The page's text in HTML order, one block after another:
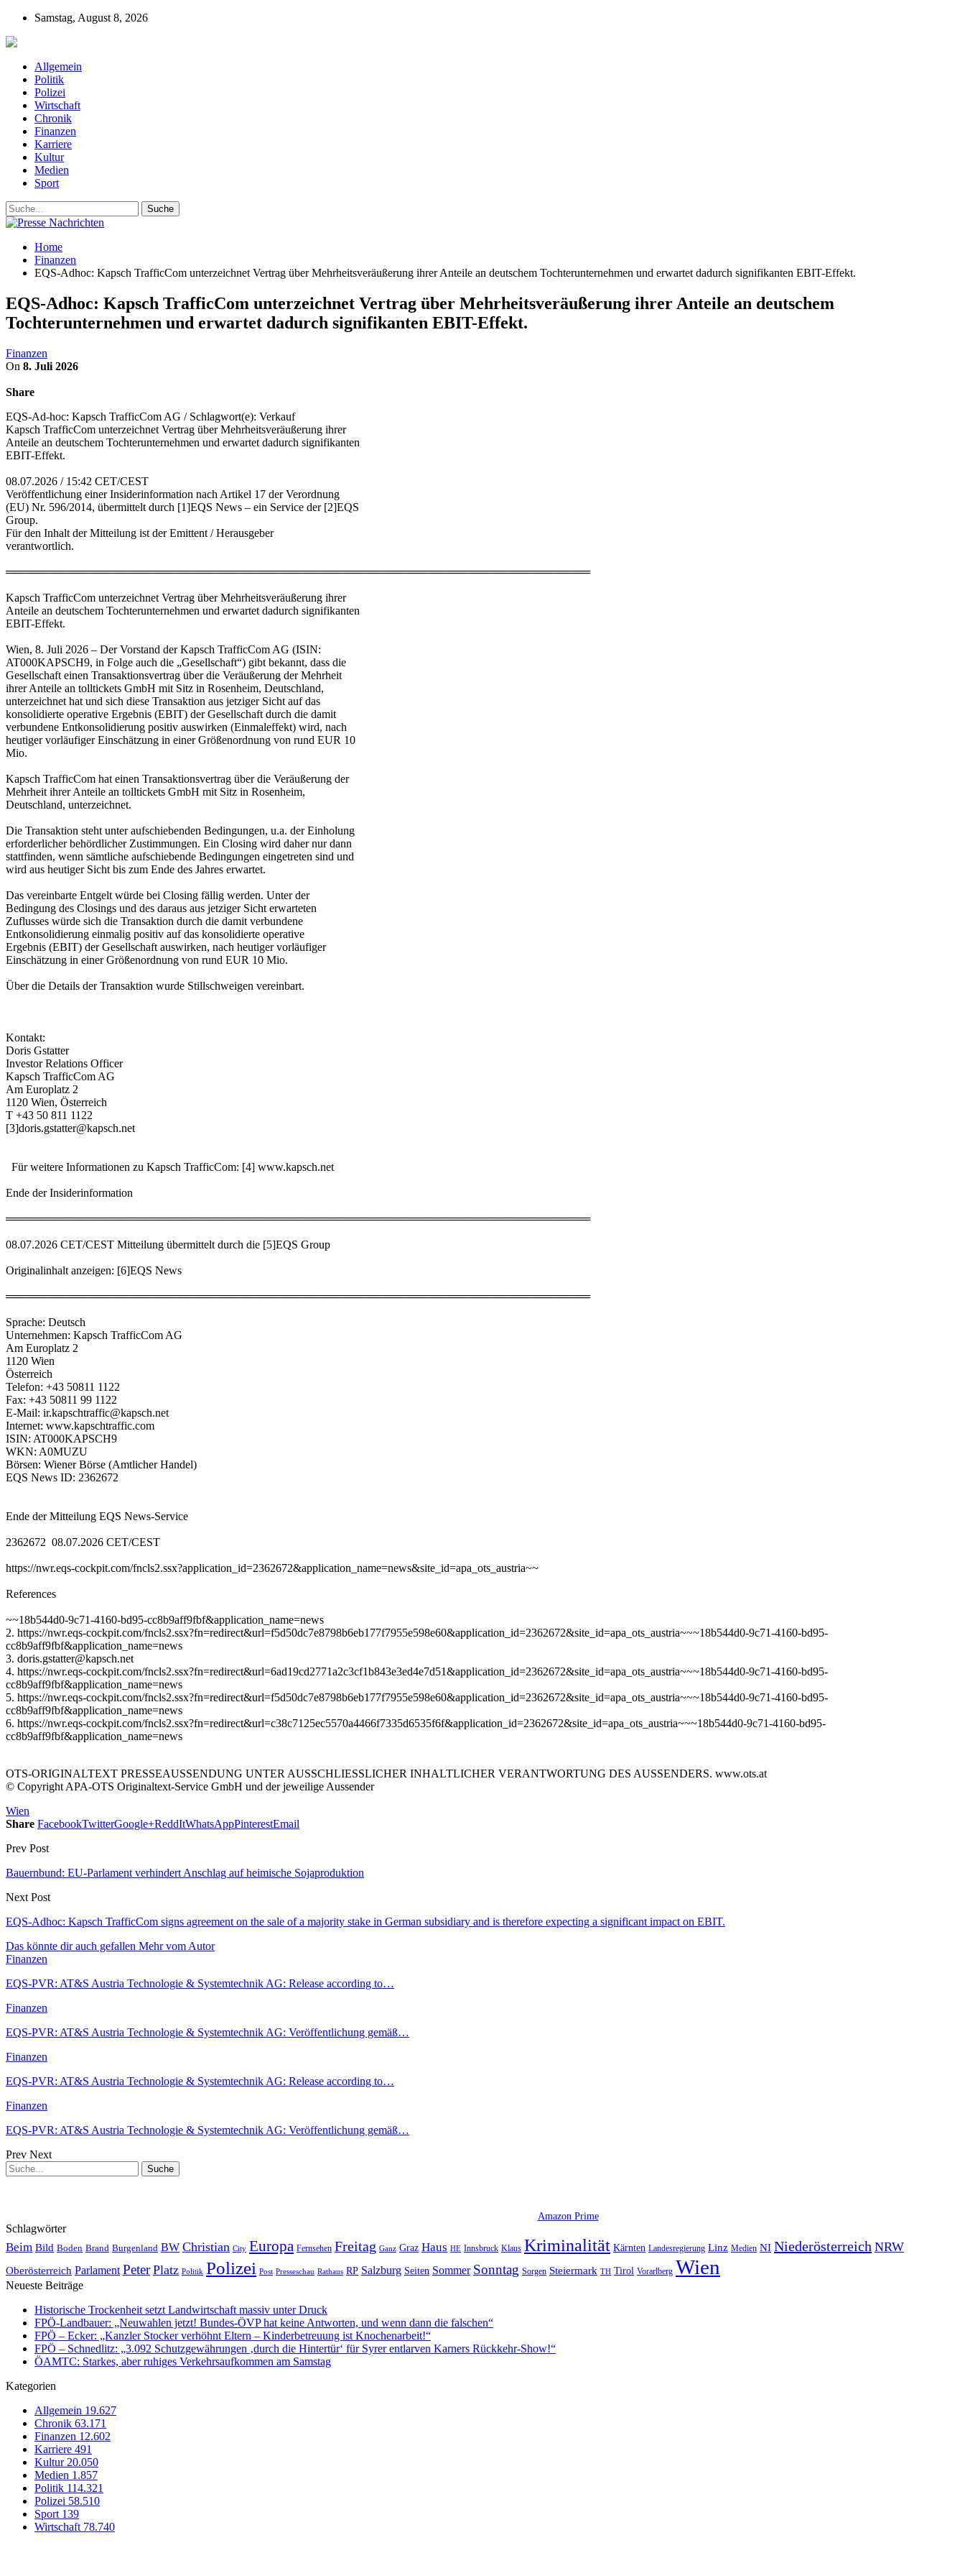
Samstag, August 8, 2026
Allgemein
Politik
Polizei
Wirtschaft
Chronik
Finanzen
Karriere
Kultur
Medien
Sport
Home
Finanzen
EQS-Adhoc: Kapsch TrafficCom unterzeichnet Vertrag über Mehrheitsveräußerung ihrer Anteile an deutschem Tochterunternehmen und erwartet dadurch signifikanten EBIT-Effekt.
EQS-Adhoc: Kapsch TrafficCom unterzeichnet Vertrag über Mehrheitsveräußerung ihrer Anteile an deutschem
Tochterunternehmen und erwartet dadurch signifikanten EBIT-Effekt.
Finanzen
On 8. Juli 2026
Share
EQS-Ad-hoc: Kapsch TrafficCom AG / Schlagwort(e): Verkauf
Kapsch TrafficCom unterzeichnet Vertrag über Mehrheitsveräußerung ihrer
Anteile an deutschem Tochterunternehmen und erwartet dadurch signifikanten
EBIT-Effekt.
08.07.2026 / 15:42 CET/CEST
Veröffentlichung einer Insiderinformation nach Artikel 17 der Verordnung
(EU) Nr. 596/2014, übermittelt durch [1]EQS News – ein Service der [2]EQS
Group.
Für den Inhalt der Mitteilung ist der Emittent / Herausgeber
verantwortlich.
══════════════════════════════════════════════════════════════════════════
Kapsch TrafficCom unterzeichnet Vertrag über Mehrheitsveräußerung ihrer
Anteile an deutschem Tochterunternehmen und erwartet dadurch signifikanten
EBIT-Effekt.
Wien, 8. Juli 2026 – Der Vorstand der Kapsch TrafficCom AG (ISIN:
AT000KAPSCH9, in Folge auch die „Gesellschaft“) gibt bekannt, dass die
Gesellschaft einen Transaktionsvertrag über die Veräußerung der Mehrheit
ihrer Anteile an tolltickets GmbH mit Sitz in Rosenheim, Deutschland,
unterzeichnet hat und sich diese Transaktion aus jetziger Sicht auf das
konsolidierte operative Ergebnis (EBIT) der Gesellschaft durch die damit
verbundene Entkonsolidierung positiv auswirken (Einmaleffekt) wird, nach
heutiger vorläufiger Einschätzung in einer Größenordnung von rund EUR 10
Mio.
Kapsch TrafficCom hat einen Transaktionsvertrag über die Veräußerung der
Mehrheit ihrer Anteile an tolltickets GmbH mit Sitz in Rosenheim,
Deutschland, unterzeichnet.
Die Transaktion steht unter aufschiebenden Bedingungen, u.a. der Einholung
erforderlicher behördlicher Zustimmungen. Ein Closing wird daher nur dann
stattfinden, wenn sämtliche aufschiebende Bedingungen eingetreten sind und
wird aus heutiger Sicht bis zum Ende des Jahres erwartet.
Das vereinbarte Entgelt würde bei Closing fällig werden. Unter der
Bedingung des Closings und des daraus aus jetziger Sicht erwarteten
Zuflusses würde sich die Transaktion durch die damit verbundene
Entkonsolidierung einmalig positiv auf das konsolidierte operative
Ergebnis (EBIT) der Gesellschaft auswirken, nach heutiger vorläufiger
Einschätzung in einer Größenordnung von rund EUR 10 Mio.
Über die Details der Transaktion wurde Stillschweigen vereinbart.
Kontakt:
Doris Gstatter
Investor Relations Officer
Kapsch TrafficCom AG
Am Europlatz 2
1120 Wien, Österreich
T +43 50 811 1122
[3]doris.gstatter@kapsch.net
Für weitere Informationen zu Kapsch TrafficCom: [4] www.kapsch.net
Ende der Insiderinformation
══════════════════════════════════════════════════════════════════════════
08.07.2026 CET/CEST Mitteilung übermittelt durch die [5]EQS Group
Originalinhalt anzeigen: [6]EQS News
══════════════════════════════════════════════════════════════════════════
Sprache: Deutsch
Unternehmen: Kapsch TrafficCom AG
Am Europlatz 2
1120 Wien
Österreich
Telefon: +43 50811 1122
Fax: +43 50811 99 1122
E-Mail: ir.kapschtraffic@kapsch.net
Internet: www.kapschtraffic.com
ISIN: AT000KAPSCH9
WKN: A0MUZU
Börsen: Wiener Börse (Amtlicher Handel)
EQS News ID: 2362672
Ende der Mitteilung EQS News-Service
2362672 08.07.2026 CET/CEST
https://nwr.eqs-cockpit.com/fncls2.ssx?application_id=2362672&application_name=news&site_id=apa_ots_austria~~
References
~~18b544d0-9c71-4160-bd95-cc8b9aff9fbf&application_name=news
2. https://nwr.eqs-cockpit.com/fncls2.ssx?fn=redirect&url=f5d50dc7e8798b6eb177f7955e598e60&application_id=2362672&site_id=apa_ots_austria~~~18b544d0-9c71-4160-bd95-
cc8b9aff9fbf&application_name=news
3. doris.gstatter@kapsch.net
4. https://nwr.eqs-cockpit.com/fncls2.ssx?fn=redirect&url=6ad19cd2771a2c3cf1b843e3ed4e7d51&application_id=2362672&site_id=apa_ots_austria~~~18b544d0-9c71-4160-bd95-
cc8b9aff9fbf&application_name=news
5. https://nwr.eqs-cockpit.com/fncls2.ssx?fn=redirect&url=f5d50dc7e8798b6eb177f7955e598e60&application_id=2362672&site_id=apa_ots_austria~~~18b544d0-9c71-4160-bd95-
cc8b9aff9fbf&application_name=news
6. https://nwr.eqs-cockpit.com/fncls2.ssx?fn=redirect&url=c38c7125ec5570a4466f7335d6535f6f&application_id=2362672&site_id=apa_ots_austria~~~18b544d0-9c71-4160-bd95-
cc8b9aff9fbf&application_name=news
OTS-ORIGINALTEXT PRESSEAUSSENDUNG UNTER AUSSCHLIESSLICHER INHALTLICHER VERANTWORTUNG DES AUSSENDERS. www.ots.at
© Copyright APA-OTS Originaltext-Service GmbH und der jeweilige Aussender
Wien
Share FacebookTwitterGoogle+ReddItWhatsAppPinterestEmail
Prev Post
Bauernbund: EU-Parlament verhindert Anschlag auf heimische Sojaproduktion
Next Post
EQS-Adhoc: Kapsch TrafficCom signs agreement on the sale of a majority stake in German subsidiary and is therefore expecting a significant impact on EBIT.
Das könnte dir auch gefallen Mehr vom Autor
Finanzen
EQS-PVR: AT&S Austria Technologie & Systemtechnik AG: Release according to…
Finanzen
EQS-PVR: AT&S Austria Technologie & Systemtechnik AG: Veröffentlichung gemäß…
Finanzen
EQS-PVR: AT&S Austria Technologie & Systemtechnik AG: Release according to…
Finanzen
EQS-PVR: AT&S Austria Technologie & Systemtechnik AG: Veröffentlichung gemäß…
Prev Next
Amazon Prime
Schlagwörter
Beim Bild Boden Brand Burgenland BW Christian City Europa Fernsehen Freitag Ganz Graz Haus HE Innsbruck Klaus Kriminalität Kärnten Landesregierung Linz Medien NI Niederösterreich NRW
Oberösterreich Parlament Peter Platz Politik Polizei Post Presseschau Rathaus RP Salzburg Seiten Sommer Sonntag Sorgen Steiermark TH Tirol Vorarlberg Wien
Neueste Beiträge
Historische Trockenheit setzt Landwirtschaft massiv unter Druck
FPÖ-Landbauer: „Neuwahlen jetzt! Bundes-ÖVP hat keine Antworten, und wenn dann die falschen“
FPÖ – Ecker: „Kanzler Stocker verhöhnt Eltern – Kinderbetreuung ist Knochenarbeit!“
FPÖ – Schnedlitz: „3.092 Schutzgewährungen ‚durch die Hintertür‘ für Syrer entlarven Karners Rückkehr-Show!“
ÖAMTC: Starkes, aber ruhiges Verkehrsaufkommen am Samstag
Kategorien
Allgemein 19.627
Chronik 63.171
Finanzen 12.602
Karriere 491
Kultur 20.050
Medien 1.857
Politik 114.321
Polizei 58.510
Sport 139
Wirtschaft 78.740